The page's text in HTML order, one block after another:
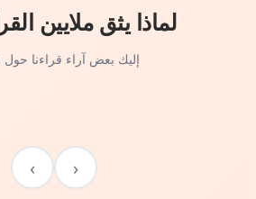
لماذا يثق ملايين
إليك بعض آراء قراءنا حول
‹
›